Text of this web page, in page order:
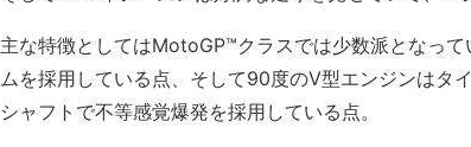
主な特徴としてはMotoGP™クラスでは少数派となっ
ムを採用している点、そして90度のV型エンジンはタ
シャフトで不等感覚爆発を採用している点。